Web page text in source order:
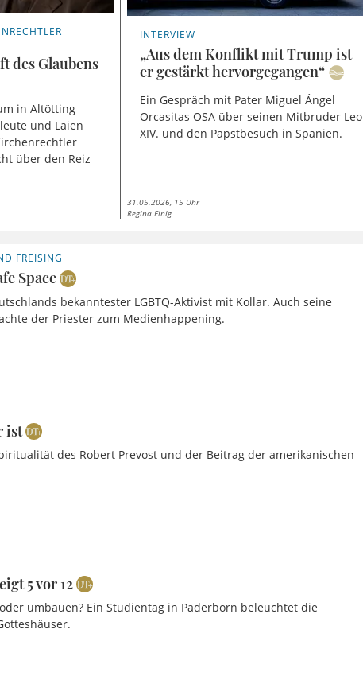
des Glaubens
in Altötting
und Laien
über den Reiz
INTERVIEW
„Aus dem Konflikt mit Trump ist
er gestärkt hervorgegangen“
Ein Gespräch mit Pater Miguel Ángel
Orcasitas OSA über seinen Mitbruder Leo
XIV. und den Papstbesuch in Spanien.
31.05.2026, 15 Uhr
Regina Einig
FREISING
Space
bekanntester LGBTQ-Aktivist mit Kollar. Auch seine
der Priester zum Medienhappening.
ist
des Robert Prevost und der Beitrag der amerikanischen
5 vor 12
umbauen? Ein Studientag in Paderborn beleuchtet die